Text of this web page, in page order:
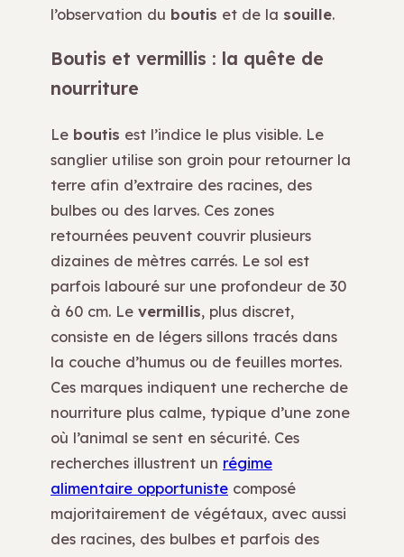
l’observation du boutis et de la souille.
Boutis et vermillis : la quête de
nourriture
Le boutis est l’indice le plus visible. Le
sanglier utilise son groin pour retourner la
terre afin d’extraire des racines, des
bulbes ou des larves. Ces zones
retournées peuvent couvrir plusieurs
dizaines de mètres carrés. Le sol est
parfois labouré sur une profondeur de 30
à 60 cm. Le vermillis, plus discret,
consiste en de légers sillons tracés dans
la couche d’humus ou de feuilles mortes.
Ces marques indiquent une recherche de
nourriture plus calme, typique d’une zone
où l’animal se sent en sécurité. Ces
recherches illustrent un régime
alimentaire opportuniste composé
majoritairement de végétaux, avec aussi
des racines, des bulbes et parfois des